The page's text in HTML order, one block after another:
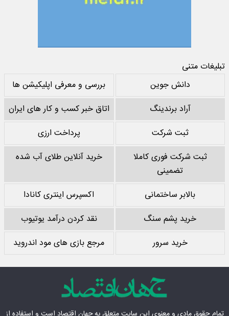
تبلیغات متنی
دانش جوین
بررسی و معرفی اپلیکیشن ها
آراد برندینگ
اتاق خبر کسب و کار های ایران
ثبت شرکت
پرداخت ارزی
ثبت شرکت فوری کاملا
تضمینی
خرید آنلاین طلای آب شده
بالابر ساختمانی
اکسپرس اینتری کانادا
خرید پشم سنگ
نقد کردن درآمد یوتیوب
خرید سرور
مرجع بازی های مود اندروید